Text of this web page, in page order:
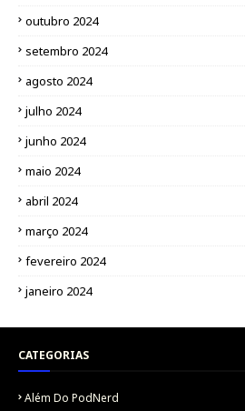
outubro 2024
setembro 2024
agosto 2024
julho 2024
junho 2024
maio 2024
abril 2024
março 2024
fevereiro 2024
janeiro 2024
CATEGORIAS
Além Do PodNerd